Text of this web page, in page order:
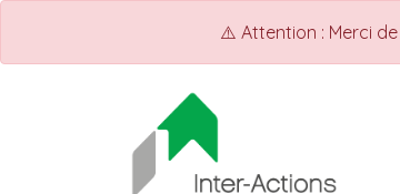
⚠️ Attention : Merci